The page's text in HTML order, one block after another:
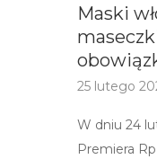
Maski
25 lutego
W dniu 24
Premiera